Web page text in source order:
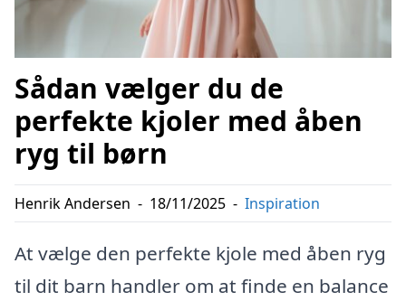
Sådan vælger du de
perfekte kjoler med åben
ryg til børn
Henrik Andersen - 18/11/2025 - Inspiration
At vælge den perfekte kjole med åben ryg
til dit barn handler om at finde en balance